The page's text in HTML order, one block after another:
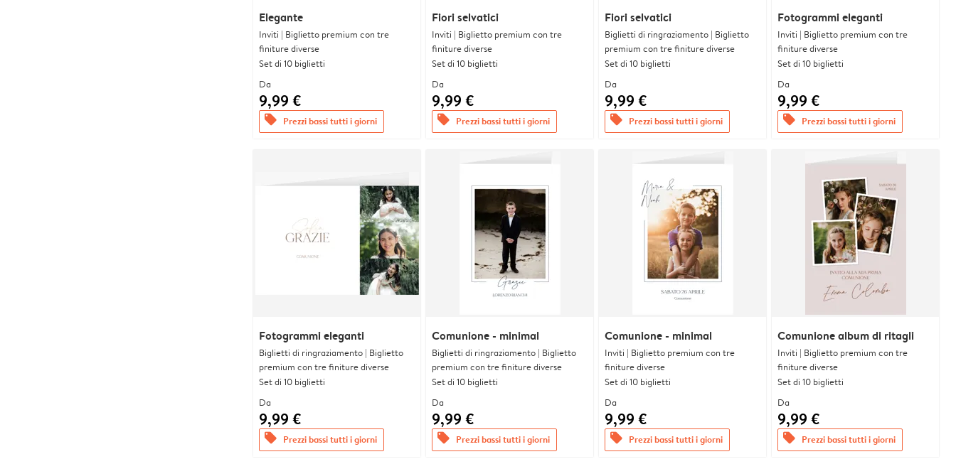
Elegante
Inviti | Biglietto premium con tre
finiture diverse
Set di 10 biglietti
Da
9,99 €
offers Prezzi bassi tutti i giorni
Fiori selvatici
Inviti | Biglietto premium con tre
finiture diverse
Set di 10 biglietti
Da
9,99 €
offers Prezzi bassi tutti i giorni
Fiori selvatici
Biglietti di ringraziamento | Biglietto
premium con tre finiture diverse
Set di 10 biglietti
Da
9,99 €
offers Prezzi bassi tutti i giorni
Fotogrammi eleganti
Inviti | Biglietto premium con tre
finiture diverse
Set di 10 biglietti
Da
9,99 €
offers Prezzi bassi tutti i giorni
Fotogrammi eleganti
Biglietti di ringraziamento | Biglietto
premium con tre finiture diverse
Set di 10 biglietti
Da
9,99 €
offers Prezzi bassi tutti i giorni
Comunione - minimal
Biglietti di ringraziamento | Biglietto
premium con tre finiture diverse
Set di 10 biglietti
Da
9,99 €
offers Prezzi bassi tutti i giorni
Comunione - minimal
Inviti | Biglietto premium con tre
finiture diverse
Set di 10 biglietti
Da
9,99 €
offers Prezzi bassi tutti i giorni
Comunione album di ritagli
Inviti | Biglietto premium con tre
finiture diverse
Set di 10 biglietti
Da
9,99 €
offers Prezzi bassi tutti i giorni